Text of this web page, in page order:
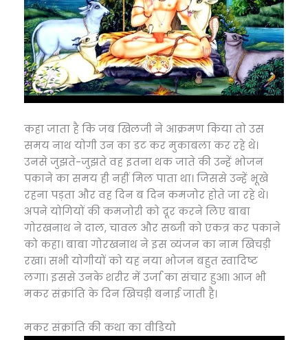
कहा जाता है कि जब खिलजी ने आक्रमण किया तो उस
समय नाथ योगी उन का डट कर मुकाबला कर रहे थे।
उनसे जुझते-जुझते वह इतना थक जाते की उन्हें भोजन
पकाने का समय ही नहीं मिल पाता था। जिससे उन्हें भूखे
रहना पड़ता और वह दिन ब दिन कमजोर होते जा रहे थे।
अपने योगियों की कमजोरी को दूर करने लिए बाबा
गोरखनाथ ने दाल, चावल और सब्जी को एकत्र कर पकाने
को कहा। बाबा गोरखनाथ ने इस व्यंजन का नाम खिचड़ी
रखा। सभी योगीयों को यह नया भोजन बहुत स्वादिष्ट
लगा। इससे उनके शरीर में उर्जा का संचार हुआ। आज भी
मकर संक्रांति के दिन खिचड़ी बनाई जाती है।
मकर संक्रांति की कथा का वीडियो